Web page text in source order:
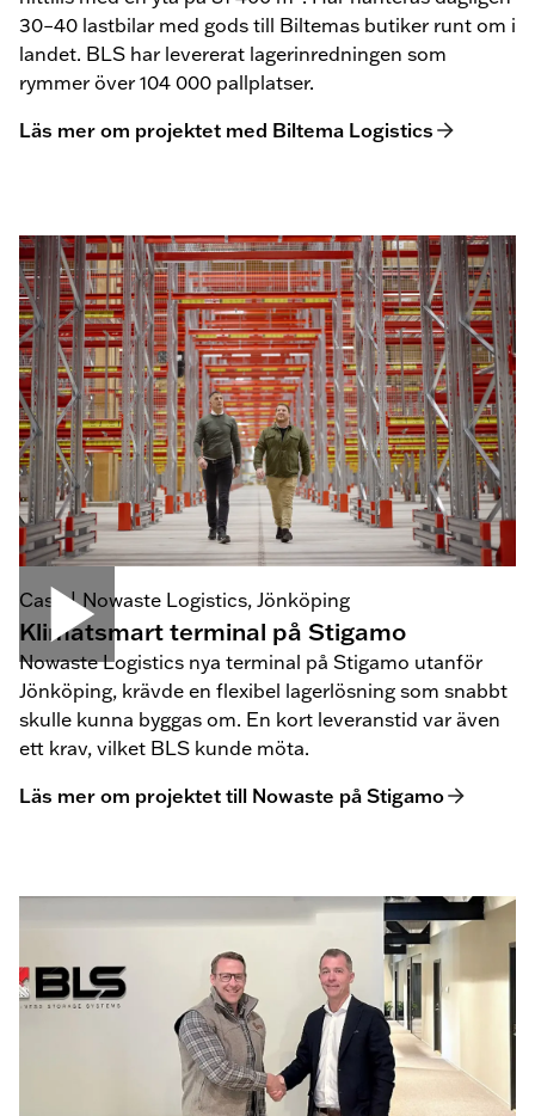
30–40 lastbilar med gods till Biltemas butiker runt om i
landet. BLS har levererat lagerinredningen som
rymmer över 104 000 pallplatser.
Läs mer om projektet med Biltema Logistics
Case | Nowaste Logistics, Jönköping
Klimatsmart terminal på Stigamo
Nowaste Logistics nya terminal på Stigamo utanför
Jönköping, krävde en flexibel lagerlösning som snabbt
skulle kunna byggas om. En kort leveranstid var även
ett krav, vilket BLS kunde möta.
Läs mer om projektet till Nowaste på Stigamo